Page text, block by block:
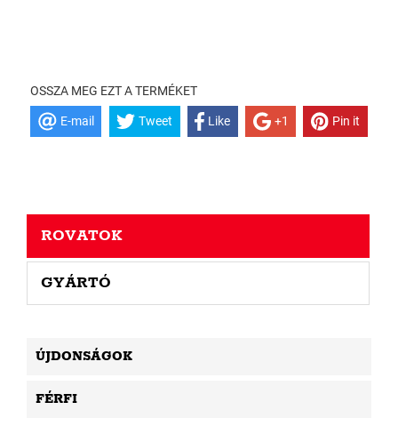
OSSZA MEG EZT A TERMÉKET
E-mail Tweet Like +1 Pin it
ROVATOK
GYÁRTÓ
ÚJDONSÁGOK
FÉRFI